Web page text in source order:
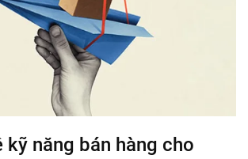
kỹ năng bán hàng cho